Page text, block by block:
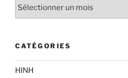
CATÉGORIES
HINH